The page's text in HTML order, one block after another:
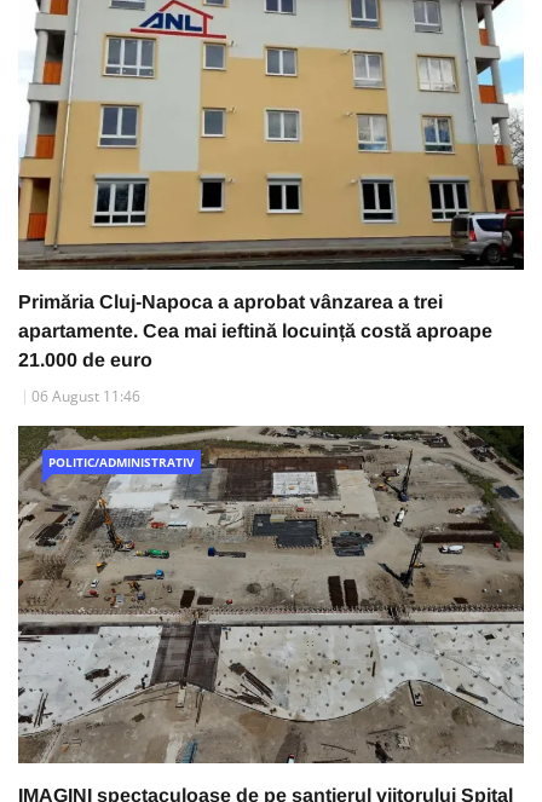
Primăria Cluj-Napoca a aprobat vânzarea a trei
apartamente. Cea mai ieftină locuință costă aproape
21.000 de euro
06 August 11:46
POLITIC/ADMINISTRATIV
IMAGINI spectaculoase de pe șantierul viitorului Spital